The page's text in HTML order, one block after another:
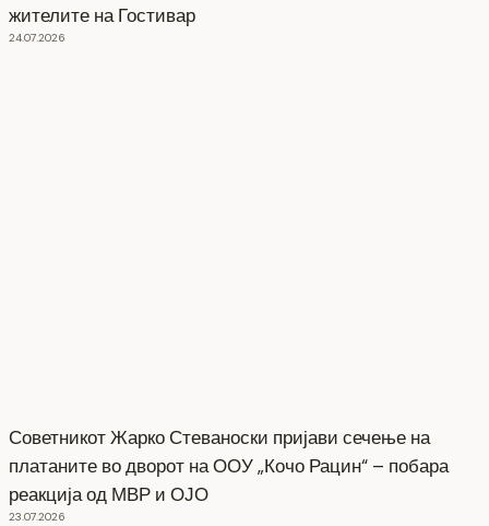
жителите на Гостивар
24.07.2026
Советникот Жарко Стеваноски пријави сечење на
платаните во дворот на ООУ „Кочо Рацин“ – побара
реакција од МВР и ОЈО
23.07.2026